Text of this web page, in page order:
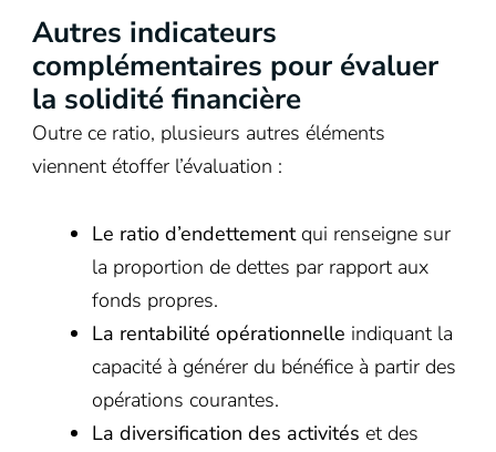
Autres indicateurs
complémentaires pour évaluer
la solidité financière
Outre ce ratio, plusieurs autres éléments
viennent étoffer l’évaluation :
Le ratio d’endettementqui renseigne sur
la proportion de dettes par rapport aux
fonds propres.
La rentabilité opérationnelle indiquant la
capacité à générer du bénéfice à partir des
opérations courantes.
La diversification des activités et des